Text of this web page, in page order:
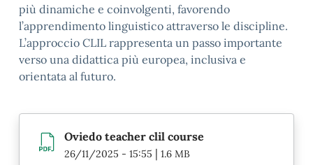
più dinamiche e coinvolgenti, favorendo
l’apprendimento linguistico attraverso le discipline.
L’approccio CLIL rappresenta un passo importante
verso una didattica più europea, inclusiva e
orientata al futuro.
Oviedo teacher clil course
26/11/2025 - 15:55 | 1.6 MB